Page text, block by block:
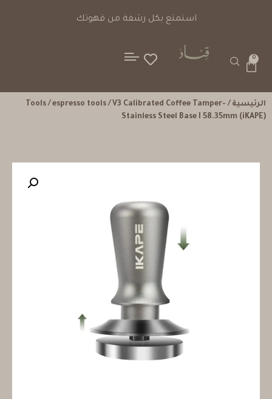
استمتع بكل رشفة من قهوتك
0
الرئيسية /
Tools/ espresso tools/ V3 Calibrated Coffee Tamper-
Stainless Steel Base I 58.35mm (iKAPE)